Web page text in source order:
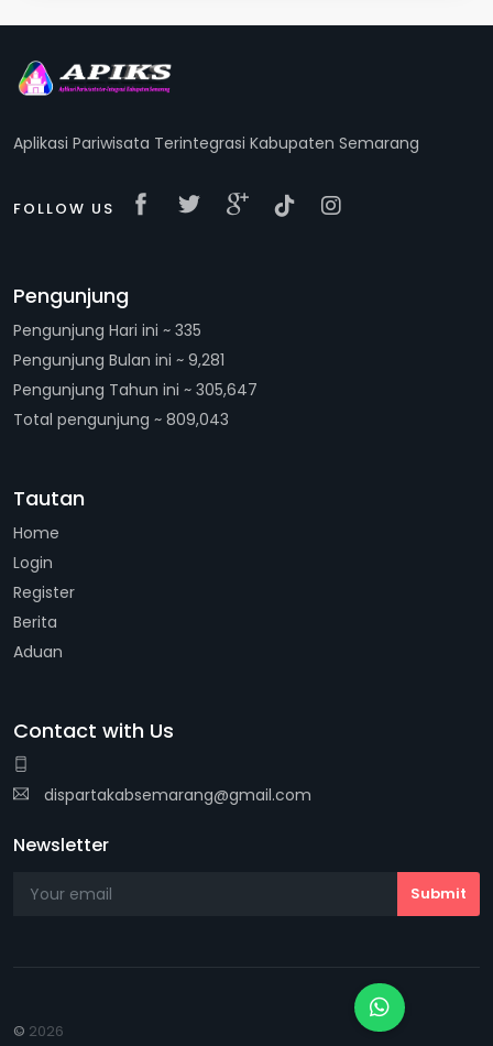
Aplikasi Pariwisata Terintegrasi Kabupaten Semarang
FOLLOW US
Pengunjung
Pengunjung Hari ini ~ 335
Pengunjung Bulan ini ~ 9,281
Pengunjung Tahun ini ~ 305,647
Total pengunjung ~ 809,043
Tautan
Home
Login
Register
Berita
Aduan
Contact with Us
dispartakabsemarang@gmail.com
Newsletter
© 2026